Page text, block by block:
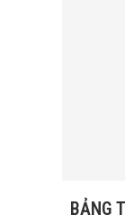
BẢNG